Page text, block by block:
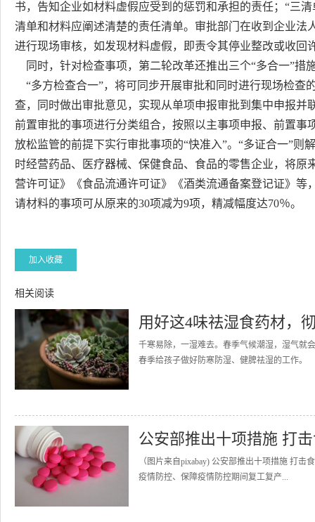
书，告知企业如材料虚假应受到的惩罚和承担的责任；“三
清单和材料应阐述清楚的责任清单。审批部门在收到企业
进行现场审核，如发现材料虚假，即责令其停业整改或收回
同时，针对检查事项，第二轮改革还推出三个“多合一”措
“多方检查合一”，将可同步开展审批和同时进行现场检查
查，同时做出审批意见，实现从单项申报审批到集中申报并
前置审批的事项进行分类组合，按照以主事项申报、前置
放松监管的前提下实行审批事项的“快准入”。“多证合一”
时经营药品、医疗器械、保健食品、食品的零售企业，将
营许可证》《食品流通许可证》《酒类流通备案登记证》
请材料的事项可从原来的30项减为9项，精减幅度达70％。
加入收藏
相关阅读
用好这4味祛湿食药材，
千寒易除，一湿难去。春季气候潮湿，湿气就
春季给孩子做好防寒防湿、健脾祛湿的工作
公安部推出十项措施 打
（图片来自pixabay) 公安部推出十项措施
疫情防控、保障疫情防控期间复工复产...